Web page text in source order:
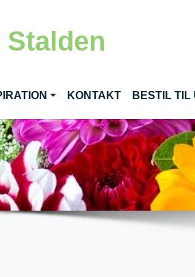
KONTAKT BESTIL